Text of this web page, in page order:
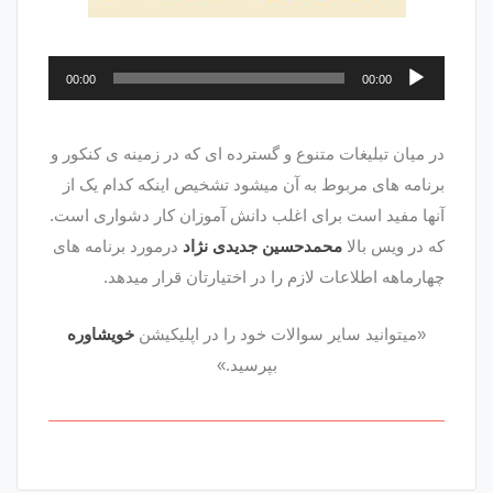
پخش‌کننده
صوت
00:00
00:00
در میان تبلیغات متنوع و گسترده ای که در زمینه ی کنکور و
برنامه های مربوط به آن میشود تشخیص اینکه کدام یک از
آنها مفید است برای اغلب دانش آموزان کار دشواری است.
که در ویس بالا محمدحسین جدیدی نژاد درمورد برنامه های
چهارماهه اطلاعات لازم را در اختیارتان قرار میدهد.
«میتوانید سایر سوالات خود را در اپلیکیشن خویشاوره
بپرسید.»